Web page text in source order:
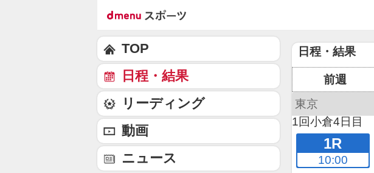
日程・結果
前週
東京
1回小倉4日目
1R
10:00
TOP
日程・結果
リーディング
動画
ニュース